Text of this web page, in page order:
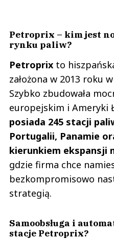
Petroprix – kim jest
rynku paliw?
Petroprix to
założona w 2013 roku
Szybko zbudowała
europejskim i Ameryki
posiada 245 stacji
Portugalii, Panamie
kierunkiem ekspansji
gdzie firma chce
bezkompromisowo
strategią.
Samoobsługa i
stacje Petroprix?